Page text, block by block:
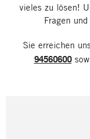
vieles zu lösen!
Fragen
Sie erreichen
94560600